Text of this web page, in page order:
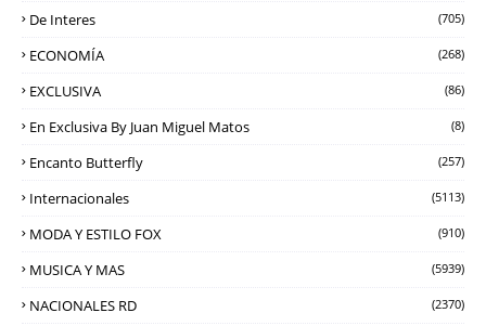
De Interes (705)
ECONOMÍA (268)
EXCLUSIVA (86)
En Exclusiva By Juan Miguel Matos (8)
Encanto Butterfly (257)
Internacionales (5113)
MODA Y ESTILO FOX (910)
MUSICA Y MAS (5939)
NACIONALES RD (2370)